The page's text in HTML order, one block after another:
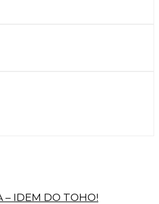
– IDEM DO TOHO!